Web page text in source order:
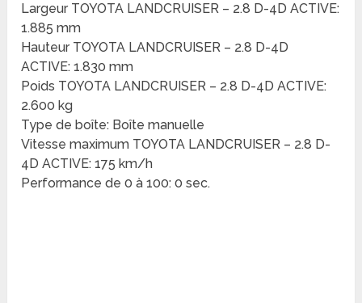
Largeur TOYOTA LANDCRUISER – 2.8 D-4D ACTIVE:
1.885 mm
Hauteur TOYOTA LANDCRUISER – 2.8 D-4D
ACTIVE: 1.830 mm
Poids TOYOTA LANDCRUISER – 2.8 D-4D ACTIVE:
2.600 kg
Type de boîte: Boîte manuelle
Vitesse maximum TOYOTA LANDCRUISER – 2.8 D-
4D ACTIVE: 175 km/h
Performance de 0 à 100: 0 sec.